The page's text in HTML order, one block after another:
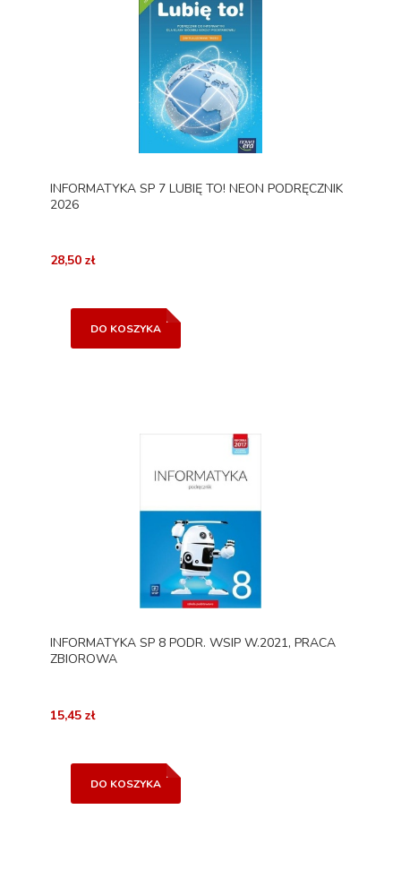
INFORMATYKA SP 7 LUBIĘ TO! NEON PODRĘCZNIK
2026
28,50 zł
DO KOSZYKA
INFORMATYKA SP 8 PODR. WSIP W.2021, PRACA
ZBIOROWA
15,45 zł
DO KOSZYKA